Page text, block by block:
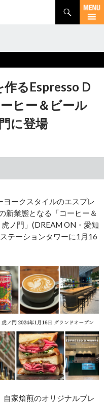
るEspresso D
ヒー＆ビール
に登場
ークスタイルのエスプレ
新業態となる「コーヒー＆
ノ門」(DREAM ON・愛知
テーションタワーに1月16
家焙煎のオリジナルブレ